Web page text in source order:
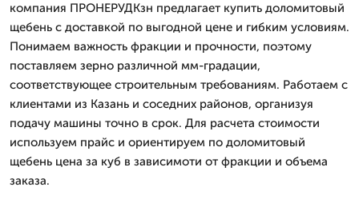
компания ПРОНЕРУДКзн предлагает купить доломитовый
щебень с доставкой по выгодной цене и гибким условиям.
Понимаем важность фракции и прочности, поэтому
поставляем зерно различной мм-градации,
соответствующее строительным требованиям. Работаем с
клиентами из Казань и соседних районов, организуя
подачу машины точно в срок. Для расчета стоимости
используем прайс и ориентируем по доломитовый
щебень цена за куб в зависимоти от фракции и объема
заказа.